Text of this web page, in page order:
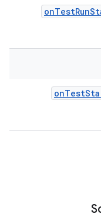
onTestRun
onTest